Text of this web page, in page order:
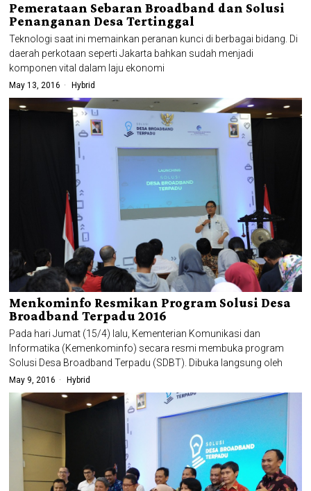
Pemerataan Sebaran Broadband dan Solusi
Penanganan Desa Tertinggal
Teknologi saat ini memainkan peranan kunci di berbagai bidang. Di
daerah perkotaan seperti Jakarta bahkan sudah menjadi
komponen vital dalam laju ekonomi
May 13, 2016 Hybrid
Menkominfo Resmikan Program Solusi Desa
Broadband Terpadu 2016
Pada hari Jumat (15/4) lalu, Kementerian Komunikasi dan
Informatika (Kemenkominfo) secara resmi membuka program
Solusi Desa Broadband Terpadu (SDBT). Dibuka langsung oleh
May 9, 2016 Hybrid